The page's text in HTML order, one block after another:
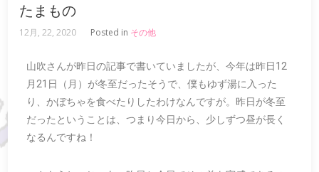
たまもの
12月, 22, 2020 Posted in その他
山吹さんが昨日の記事で書いていましたが、今年は昨日12
月21日（月）が冬至だったそうで、僕もゆず湯に入った
り、かぼちゃを食べたりしたわけなんですが。昨日が冬至
だったということは、つまり今日から、少しずつ昼が長く
なるんですね！